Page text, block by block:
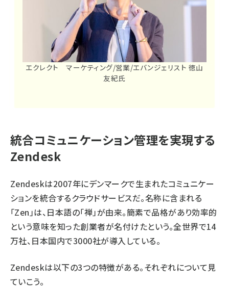
エクレクト マーケティング/営業/エバンジェリスト 徳山
友紀氏
統合コミュニケーション管理を実現する
Zendesk
Zendeskは2007年にデンマークで生まれたコミュニケー
ションを統合するクラウドサービスだ。名称に含まれる
「Zen」は、日本語の「禅」が由来。簡素で品格があり効率的
という意味を知った創業者が名付けたという。全世界で14
万社、日本国内で3000社が導入している。
Zendeskは以下の3つの特徴がある。それぞれについて見
ていこう。